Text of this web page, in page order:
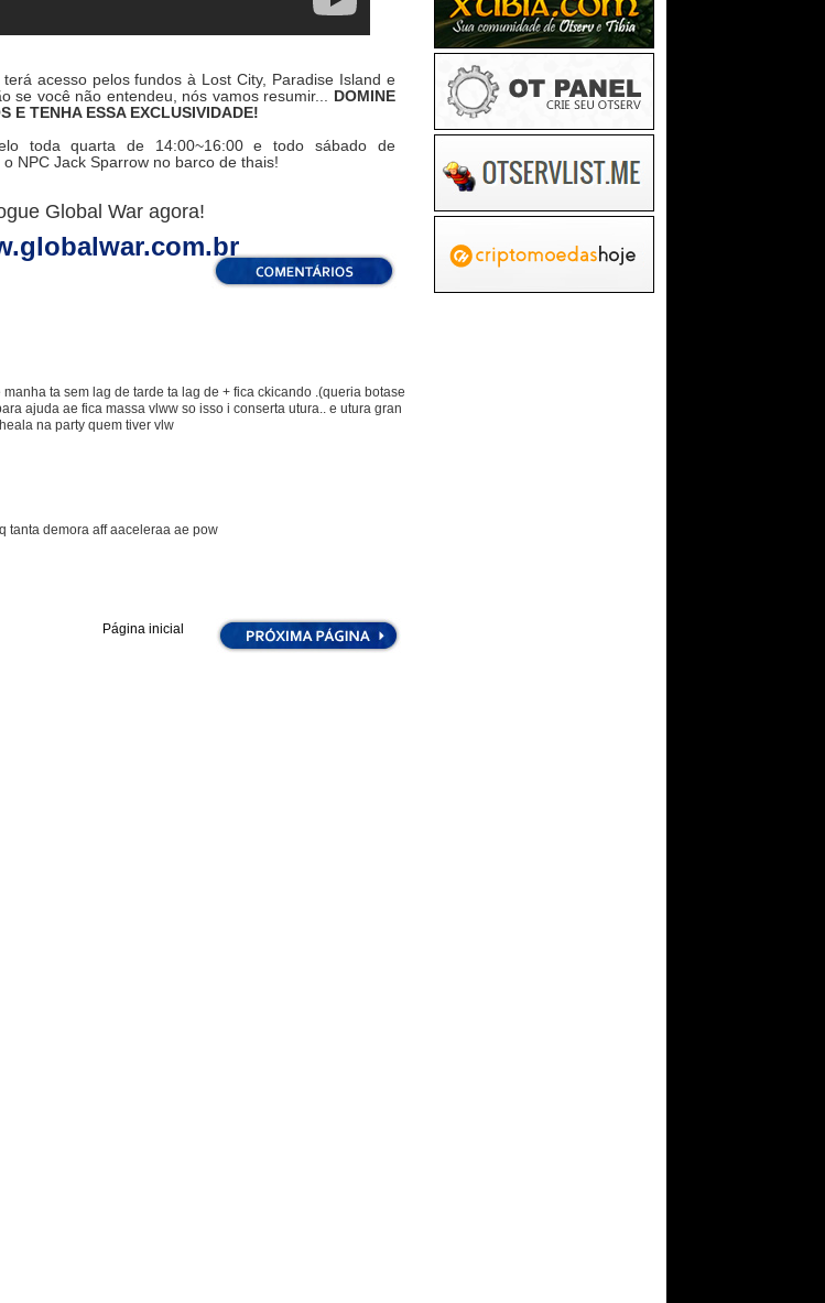
acesso pelos fundos à Lost City, Paradise Island e
se você não entendeu, nós vamos resumir... DOMINE
E TENHA ESSA EXCLUSIVIDADE!
toda quarta de 14:00~16:00 e todo sábado de
NPC Jack Sparrow no barco de thais!
Global War agora!
ta sem lag de tarde ta lag de + fica ckicando .(queria botase
ajuda ae fica massa vlww so isso i conserta utura.. e utura gran
na party quem tiver vlw
tanta demora aff aaceleraa ae pow
Página inicial